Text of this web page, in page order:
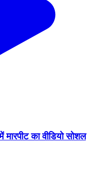
का वीडियो सोशल